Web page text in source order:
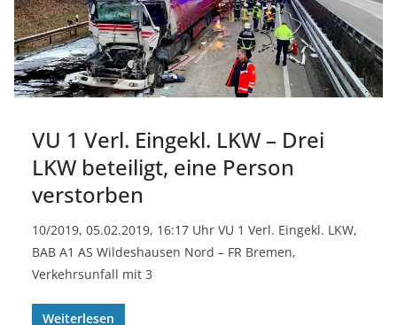
VU 1 Verl. Eingekl. LKW – Drei
LKW beteiligt, eine Person
verstorben
10/2019, 05.02.2019, 16:17 Uhr VU 1 Verl. Eingekl. LKW,
BAB A1 AS Wildeshausen Nord – FR Bremen,
Verkehrsunfall mit 3
Weiterlesen